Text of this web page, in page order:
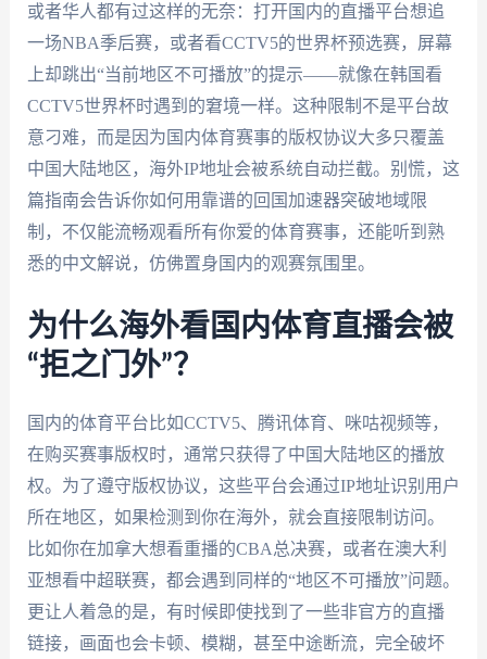
或者华人都有过这样的无奈：打开国内的直播平台想追
一场NBA季后赛，或者看CCTV5的世界杯预选赛，屏幕
上却跳出“当前地区不可播放”的提示——就像在韩国看
CCTV5世界杯时遇到的窘境一样。这种限制不是平台故
意刁难，而是因为国内体育赛事的版权协议大多只覆盖
中国大陆地区，海外IP地址会被系统自动拦截。别慌，这
篇指南会告诉你如何用靠谱的回国加速器突破地域限
制，不仅能流畅观看所有你爱的体育赛事，还能听到熟
悉的中文解说，仿佛置身国内的观赛氛围里。
为什么海外看国内体育直播会被
“拒之门外”？
国内的体育平台比如CCTV5、腾讯体育、咪咕视频等，
在购买赛事版权时，通常只获得了中国大陆地区的播放
权。为了遵守版权协议，这些平台会通过IP地址识别用户
所在地区，如果检测到你在海外，就会直接限制访问。
比如你在加拿大想看重播的CBA总决赛，或者在澳大利
亚想看中超联赛，都会遇到同样的“地区不可播放”问题。
更让人着急的是，有时候即使找到了一些非官方的直播
链接，画面也会卡顿、模糊，甚至中途断流，完全破坏